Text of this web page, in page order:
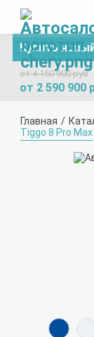
Купить
от 4 150 900 руб
от 2 590 900
Главная
Tiggo 8 Pro Max